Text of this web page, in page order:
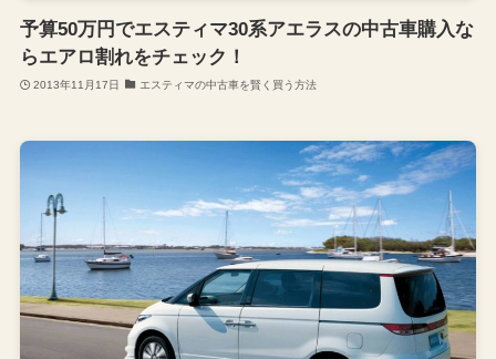
予算50万円でエスティマ30系アエラスの中古車購入な
らエアロ割れをチェック！
2013年11月17日 エスティマの中古車を賢く買う方法